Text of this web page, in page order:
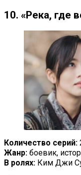
10. «Река, где
Количество серий:
Жанр: боевик,
В ролях: Ким Джи